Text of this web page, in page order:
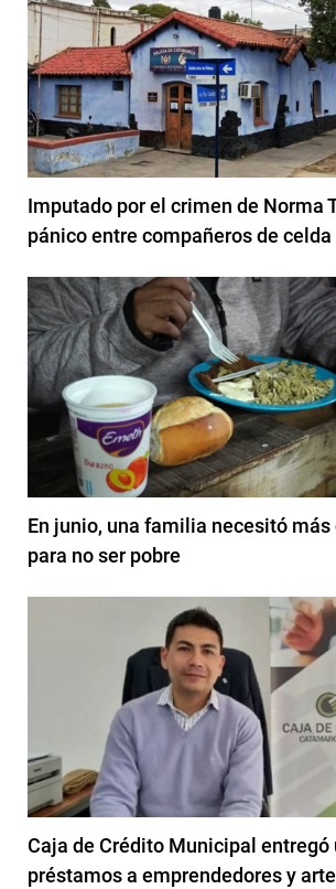
Imputado por el crimen de Norma
pánico entre compañeros de celda
En junio, una familia necesitó más
para no ser pobre
Caja de Crédito Municipal entregó
préstamos a emprendedores y